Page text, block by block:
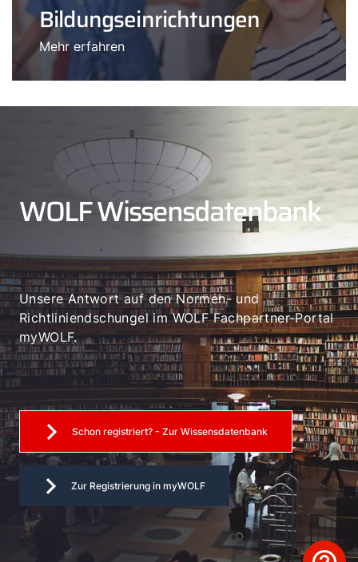
Bildungseinrichtungen
Mehr erfahren
WOLF Wissensdatenbank
Unsere Antwort auf den Normen- und
Richtliniendschungel im WOLF Fachpartner-Portal
myWOLF.
Schon registriert? - Zur Wissensdatenbank
Zur Registrierung in myWOLF